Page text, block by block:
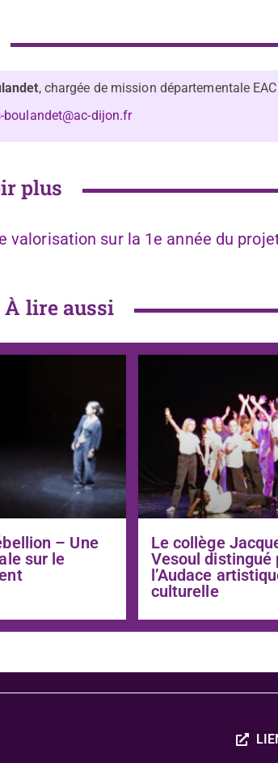
, chargée de mission départementale
boulandet@ac-dijon.fr
plus
valorisation sur la 1e année du
À lire aussi
– Une
sur le
Le collège
Vesoul distingué
l’Audace
culturelle